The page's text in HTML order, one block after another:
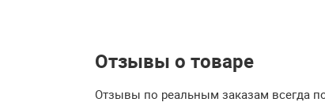
Отзывы о товаре
Отзывы по реальным заказам всегда